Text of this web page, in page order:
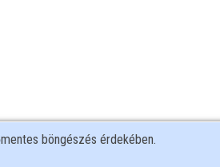
böngészés érdekében.